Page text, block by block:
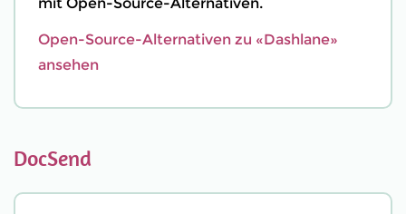
Open-Source-Alternativen zu «Dashlane»
ansehen
DocSend